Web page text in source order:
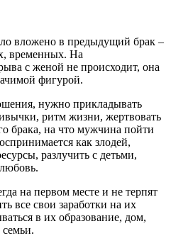
вложено в предыдущий брак –
временных. На
с женой не происходит, она
фигурой.
нужно прикладывать
ритм жизни, жертвовать
брака, на что мужчина пойти
как злодей,
разлучить с детьми,
на первом месте и не терпят
все свои заработки на их
в их образование, дом,